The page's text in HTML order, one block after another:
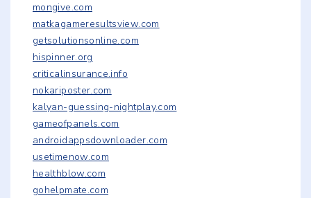
mongive.com
matkagameresultsview.com
getsolutionsonline.com
hispinner.org
criticalinsurance.info
nokariposter.com
kalyan-guessing-nightplay.com
gameofpanels.com
androidappsdownloader.com
usetimenow.com
healthblow.com
gohelpmate.com